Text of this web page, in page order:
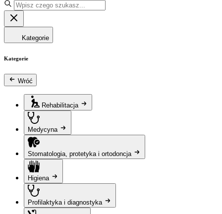
Kategorie
Kategorie
Wróć
Rehabilitacja
Medycyna
Stomatologia, protetyka i ortodoncja
Higiena
Profilaktyka i diagnostyka